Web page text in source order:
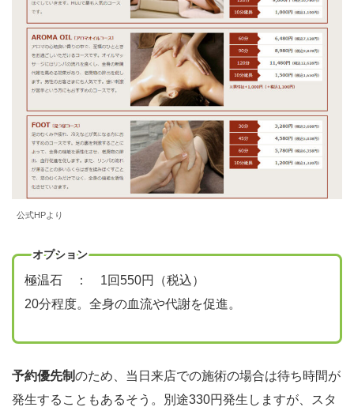
公式HPより
オプション
極温石 ： 1回550円（税込）
20分程度。全身の血流や代謝を促進。
予約優先制のため、当日来店での施術の場合は待ち時間が
発生することもあるそう。別途330円発生しますが、スタ